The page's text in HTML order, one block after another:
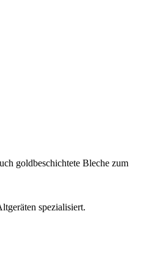
goldbeschichtete Bleche zum
spezialisiert.